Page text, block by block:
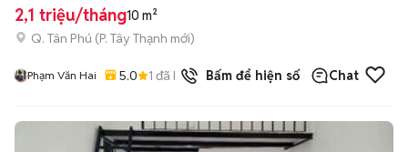
2,1 triệu/tháng10 m²
Q. Tân Phú (P. Tây Thạnh mới)
Phạm Văn Hai 5.0 1 đã bán Bấm để hiện số Chat